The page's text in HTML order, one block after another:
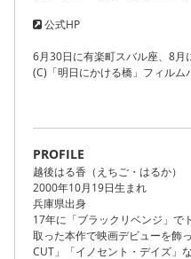
公式HP
6月30日に有楽町スバル座、8月
(C)「明日にかける橋」フィルム
PROFILE
越後はる香（えちご・はるか）
2000年10月19日生まれ
兵庫県出身
17年に「ブラックリベンジ」で
取った本作で映画デビューを飾
CUT」「イノセント・デイズ」